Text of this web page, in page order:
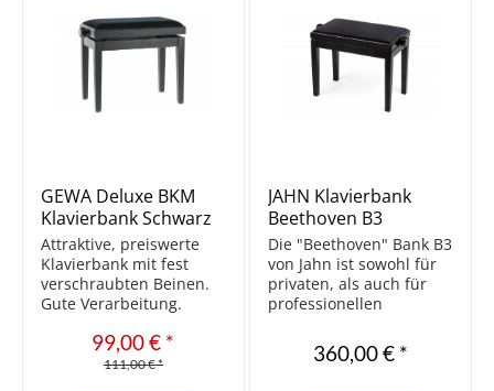
GEWA Deluxe BKM
Klavierbank Schwarz
matt/Schwarz
Attraktive, preiswerte
Klavierbank mit fest
verschraubten Beinen.
Gute Verarbeitung.
preiswerten Bänke.
Massivholz Sitzfläche
99,00 € *
111,00 € *
JAHN Klavierbank
Beethoven B3
Die "Beethoven" Bank B3
von Jahn ist sowohl für
privaten, als auch für
professionellen
Design entspricht dem
einer klassischen
360,00 € *